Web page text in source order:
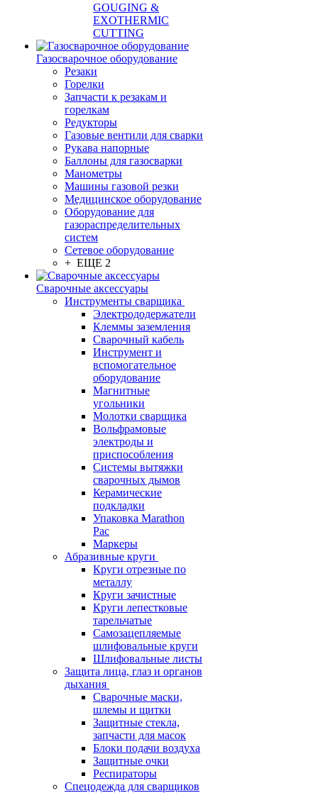
GOUGING &
EXOTHERMIC
CUTTING
Газосварочное оборудование
Резаки
Горелки
Запчасти к резакам и
горелкам
Редукторы
Газовые вентили для сварки
Рукава напорные
Баллоны для газосварки
Манометры
Машины газовой резки
Медицинское оборудование
Оборудование для
газораспределительных
систем
Сетевое оборудование
+ ЕЩЕ 2
Сварочные аксессуары
Инструменты сварщика
Электрододержатели
Клеммы заземления
Сварочный кабель
Инструмент и
вспомогательное
оборудование
Магнитные
угольники
Молотки сварщика
Вольфрамовые
электроды и
приспособления
Системы вытяжки
сварочных дымов
Керамические
подкладки
Упаковка Marathon
Pac
Маркеры
Абразивные круги
Круги отрезные по
металлу
Круги зачистные
Круги лепестковые
тарельчатые
Самозацепляемые
шлифовальные круги
Шлифовальные листы
Защита лица, глаз и органов
дыхания
Сварочные маски,
шлемы и щитки
Защитные стекла,
запчасти для масок
Блоки подачи воздуха
Защитные очки
Респираторы
Спецодежда для сварщиков